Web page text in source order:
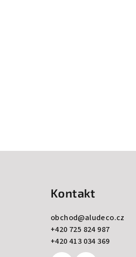
Kontakt
obchod@aludeco.cz
+420 725 824 987
+420 413 034 369